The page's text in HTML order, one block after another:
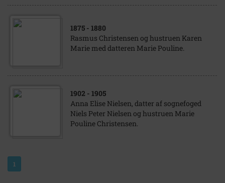
1875 - 1880
Rasmus Christensen og hustruen Karen
Marie med datteren Marie Pouline.
1902 - 1905
Anna Elise Nielsen, datter af sognefoged
Niels Peter Nielsen og hustruen Marie
Pouline Christensen.
1